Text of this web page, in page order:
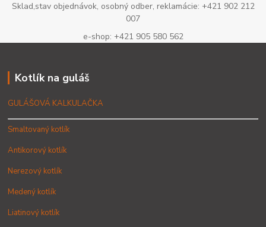
Sklad,stav objednávok, osobný odber, reklamácie: +421 902 212
007
e-shop: +421 905 580 562
Kotlík na guláš
GULÁŠOVÁ KALKULAČKA
Smaltovaný kotlík
Antikorový kotlík
Nerezový kotlík
Medený kotlík
Liatinový kotlík